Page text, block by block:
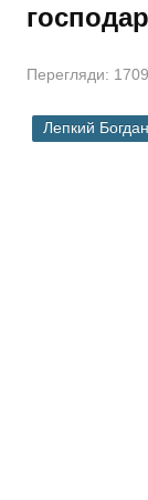
Твори
Твори
БІОГРАФІЇ
Перегляди: 1709
Лепкий Богдан